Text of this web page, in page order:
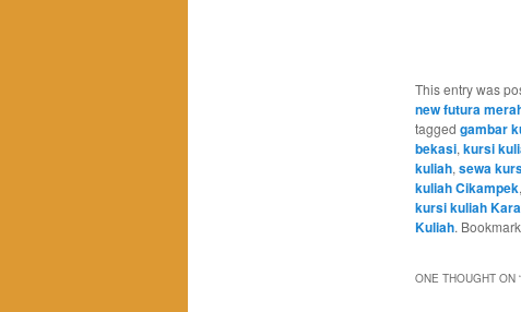
This entry was
new futura
tagged gambar
bekasi, kursi
kuliah, sewa
kuliah Cikampek,
kursi kuliah
Kuliah.
ONE THOUGHT ON “